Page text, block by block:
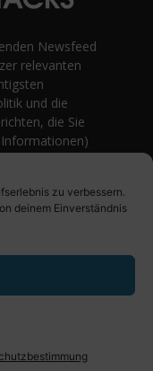
zu verbessern.
deinem Einverständnis
Newsfeed
relevanten
und die
die Sie
Einfache
werden vor